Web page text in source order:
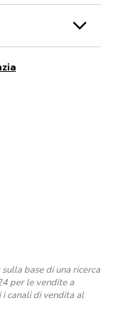
base di una ricerca
per le vendite a
canali di vendita al